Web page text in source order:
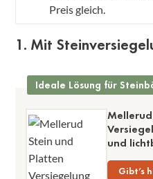
Preis gleich.
1. Mit
und
Gibt’s